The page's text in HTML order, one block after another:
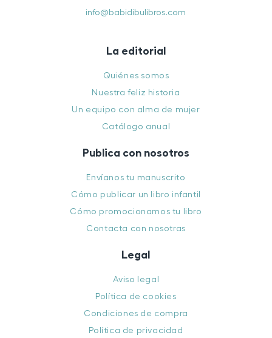
info@babidibulibros.com
La editorial
Quiénes somos
Nuestra feliz historia
Un equipo con alma de mujer
Catálogo anual
Publica con nosotros
Envíanos tu manuscrito
Cómo publicar un libro infantil
Cómo promocionamos tu libro
Contacta con nosotras
Legal
Aviso legal
Política de cookies
Condiciones de compra
Política de privacidad